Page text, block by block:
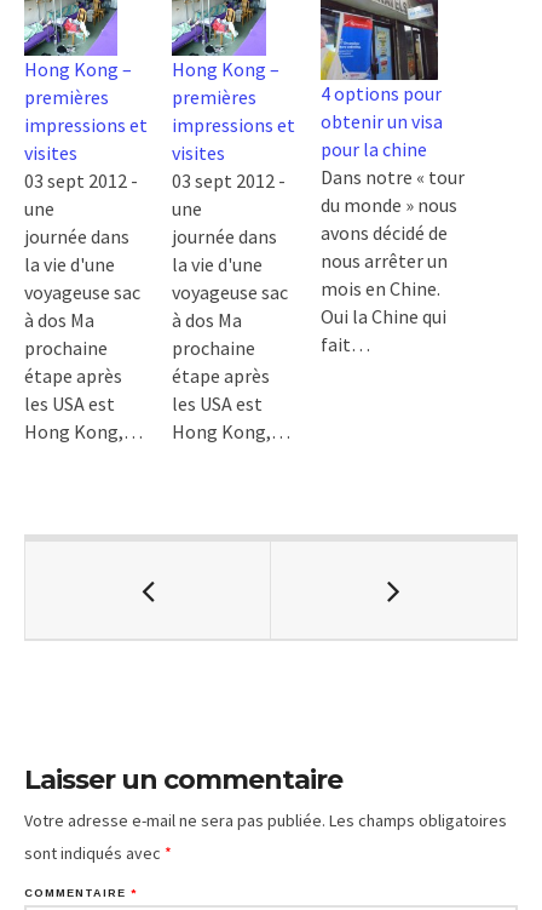
Hong Kong –
premières
impressions et
visites
03 sept 2012 -
une
journée dans
la vie d'une
voyageuse sac
à dos Ma
prochaine
étape après
les USA est
Hong Kong,…
Hong Kong –
premières
impressions et
visites
03 sept 2012 -
une
journée dans
la vie d'une
voyageuse sac
à dos Ma
prochaine
étape après
les USA est
Hong Kong,…
4 options pour
obtenir un visa
pour la chine
Dans notre « tour
du monde » nous
avons décidé de
nous arrêter un
mois en Chine.
Oui la Chine qui
fait…
Laisser un commentaire
Votre adresse e-mail ne sera pas publiée. Les champs obligatoires
sont indiqués avec *
COMMENTAIRE *